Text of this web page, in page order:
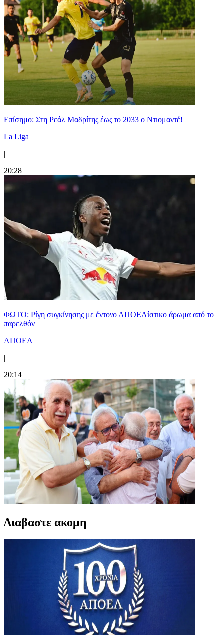
Επίσημο: Στη Ρεάλ Μαδρίτης έως το 2033 ο Ντιομαντέ!
La Liga
|
20:28
ΦΩΤΟ: Ρίγη συγκίνησης με έντονο ΑΠΟΕΛίστικο άρωμα από το
παρελθόν
ΑΠΟΕΛ
|
20:14
Διαβαστε ακομη